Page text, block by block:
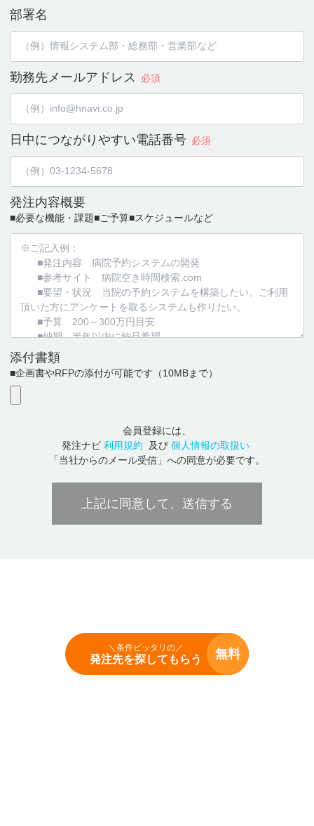
部署名
勤務先メールアドレス 必須
日中につながりやすい電話番号 必須
発注内容概要
■必要な機能・課題■ご予算■スケジュールなど
添付書類
■企画書やRFPの添付が可能です （10MBまで）
会員登録には、
発注ナビ 利用規約 及び 個人情報の取扱い
「当社からのメール受信」への同意が必要です。
上記に同意して、送信する
＼条件ピッタリの／
発注先を探してもらう 無料